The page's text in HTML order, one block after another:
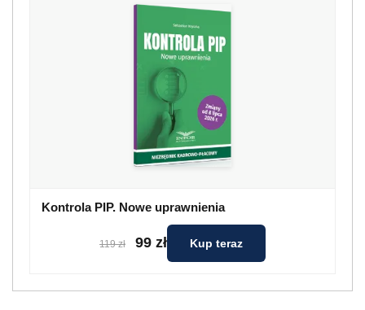
Kontrola PIP. Nowe uprawnienia
119 zł 99 zł Kup teraz